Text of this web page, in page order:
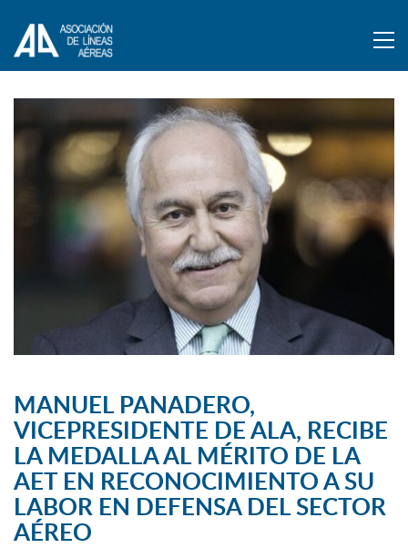
MANUEL PANADERO,
VICEPRESIDENTE DE ALA, RECIBE
LA MEDALLA AL MÉRITO DE LA
AET EN RECONOCIMIENTO A SU
LABOR EN DEFENSA DEL SECTOR
AÉREO